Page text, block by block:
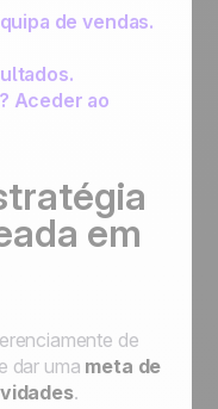
de vendas um
condição
representante
simplificar o seu
de vendas.
Aceder ao
em
de
dar uma meta de
.